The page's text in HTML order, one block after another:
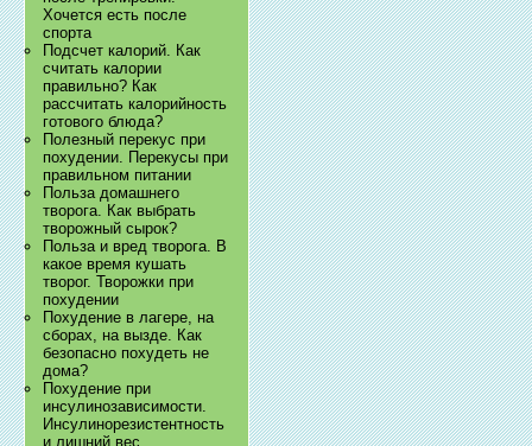
Хочется есть после
спорта
Подсчет калорий. Как
считать калории
правильно? Как
рассчитать калорийность
готового блюда?
Полезный перекус при
похудении. Перекусы при
правильном питании
Польза домашнего
творога. Как выбрать
творожный сырок?
Польза и вред творога. В
какое время кушать
творог. Творожки при
похудении
Похудение в лагере, на
сборах, на вызде. Как
безопасно похудеть не
дома?
Похудение при
инсулинозависимости.
Инсулинорезистентность
и лишний вес